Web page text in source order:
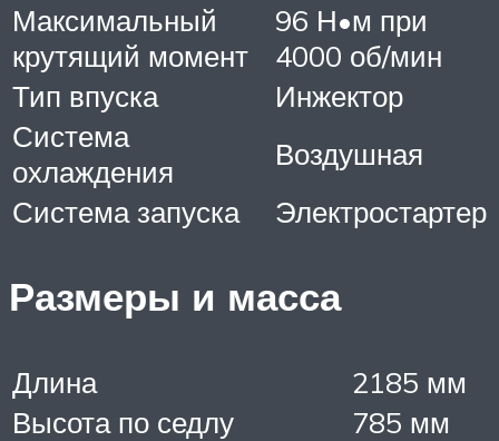
Максимальный
крутящий момент
96 Н•м при
4000 об/мин
Тип впуска
Инжектор
Система
охлаждения
Воздушная
Система запуска
Электростартер
Размеры и масса
Длина
2185 мм
Высота по седлу
785 мм